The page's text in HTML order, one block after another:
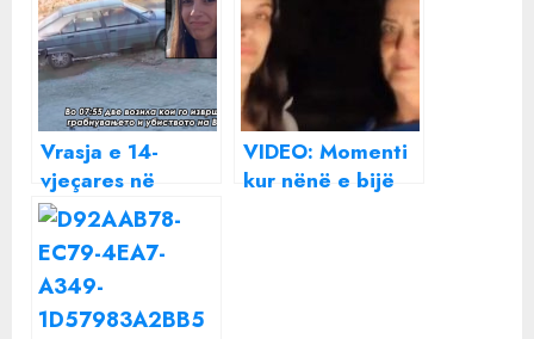
Vrasja e 14-
vjeçares në
Shkup, dalin
pamjet nga
momenti i
rrëmbimit
(VIDEO)
VIDEO: Momenti
kur nënë e bijë